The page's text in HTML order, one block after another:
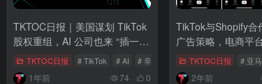
# 日本电商
TKTOC日报｜美国谋划 TikTok
股权重组，AI 公司也来 “插一
脚” TKTOC日报 # TikTok # AI # 辛选出海
1年前 74 0
TikTok与Shopify合
广告策略，电商平
眼 TKTOC日报 # 亚
2年前